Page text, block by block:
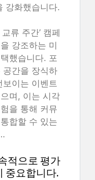
강화했습니다.
류 주간’ 캠페
강조하는 미
했습니다. 포
공간을 장식하
이는 이벤트
며, 이는 시각
을 통해 커뮤
합할 수 있는
적으로 평가
중요합니다.